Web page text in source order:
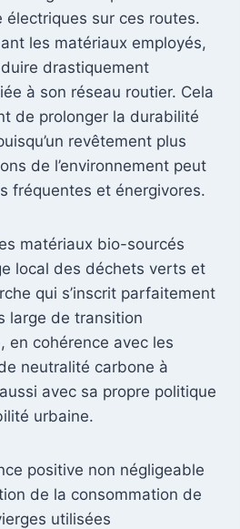
électriques sur ces routes.
les matériaux employés,
drastiquement
à son réseau routier. Cela
de prolonger la durabilité
revêtement plus
de l’environnement peut
fréquentes et énergivores.
matériaux bio-sourcés
local des déchets verts et
qui s’inscrit parfaitement
large de transition
en cohérence avec les
neutralité carbone à
avec sa propre politique
urbaine.
positive non négligeable
de la consommation de
utilisées